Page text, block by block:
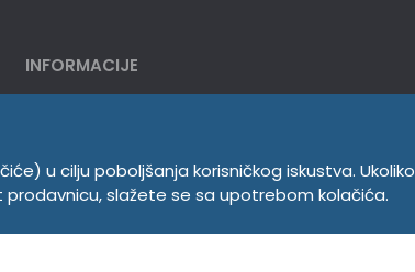
INFORMACIJE
Politika privatnosti
u cilju poboljšanja korisničkog iskustva. Ukoliko
slažete se sa upotrebom kolačića.